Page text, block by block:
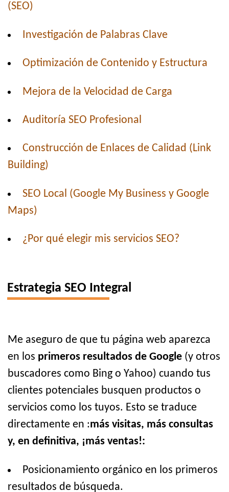
(SEO)
Investigación de Palabras Clave
Optimización de Contenido y Estructura
Mejora de la Velocidad de Carga
Auditoría SEO Profesional
Construcción de Enlaces de Calidad (Link
Building)
SEO Local (Google My Business y Google
Maps)
¿Por qué elegir mis servicios SEO?
Estrategia SEO Integral
Me aseguro de que tu página web aparezca
en los primeros resultados de Google (y otros
buscadores como Bing o Yahoo) cuando tus
clientes potenciales busquen productos o
servicios como los tuyos. Esto se traduce
directamente en :más visitas, más consultas
y, en definitiva, ¡más ventas!:
Posicionamiento orgánico en los primeros
resultados de búsqueda.